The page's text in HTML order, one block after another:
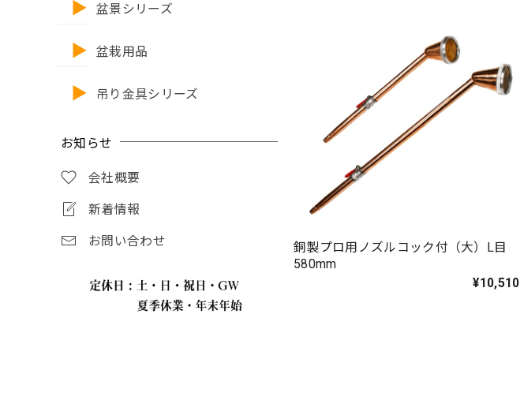
盆景シリーズ
盆栽用品
吊り金具シリーズ
お知らせ
会社概要
新着情報
お問い合わせ
銅製プロ用ノズルコック付（大）L目
580mm
¥10,510